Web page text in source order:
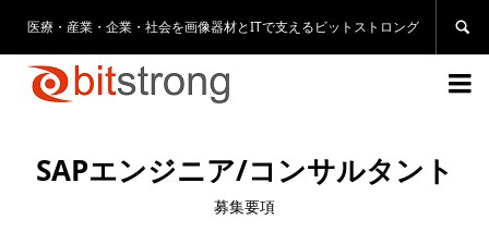
医療・産業・企業・社会を画像器材とITで支えるビットストロング 

SAPエンジニア/コンサルタント
募集要項